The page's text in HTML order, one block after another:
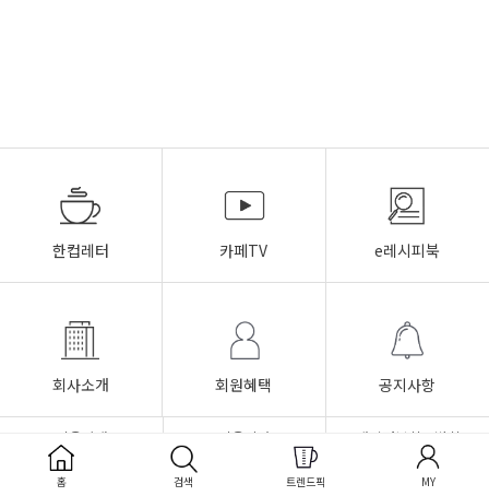
한컵레터 카페TV e레시피북
회사소개 회원혜택 공지사항
이용안내 이용약관
개인정보취급방침
1:1문의
홈 검색 트렌드픽 MY